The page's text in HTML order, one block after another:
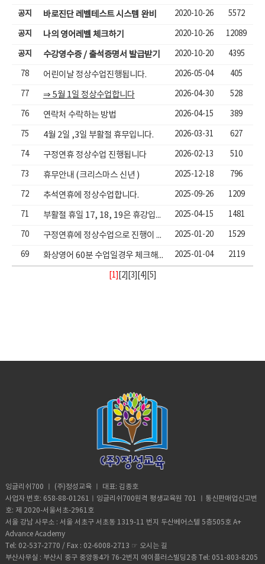
공지 바로진단 레벨테스트 시스템 완비 2020-10-26 5572
공지 나의 영어레벨 체크하기 2020-10-26 12089
공지 수강영수증 / 출석증명서 발급받기 2020-10-20 4395
78 어린이날 정상수업진행됩니다. 2026-05-04 405
77 ⇒ 5월 1일 정상수업합니다 2026-04-30 528
76 연락처 수락하는 방법 2026-04-15 389
75 4월 2일 ,3일 부활절 휴무입니다. 2026-03-31 627
74 구정연휴 정상수업 진행됩니다 2026-02-13 510
73 휴무안내 (크리스마스 신년 ) 2025-12-18 796
72 추석연휴에 정상수업합니다. 2025-09-26 1209
71 부활절 휴일 17, 18, 19은 휴강입니다. 2025-04-15 1481
70 구정연휴에 정상수업으로 진행이 됩니다. 2025-01-20 1529
69 화상영어 60분 수업일경우 체크해야할 사항 2025-01-04 2119
[1] 2][ 3 4][ 5
잉글리쉬700 ㅣ (주)정성교육 ㅣ 대표: 김종호
사업자 번호: 658-88-01261ㅣ잉글리쉬700원격 평생교육원 701 ㅣ통신판매업신고번
호: 제 2020-서울서초-2961호
서울 강남 사무소 : 서울 서초구 서초동 1319-11 번지 두산베어스텔 5층505호 A+
Advance Academy
Tel: 02-537-2770 / Fax : 02-6008-2713 ☞ 오시는 길
부산사무실 : 부산시 중구 중앙동4가 76-2번지 에이플러스빌딩2층 Tel: 051-803-8205